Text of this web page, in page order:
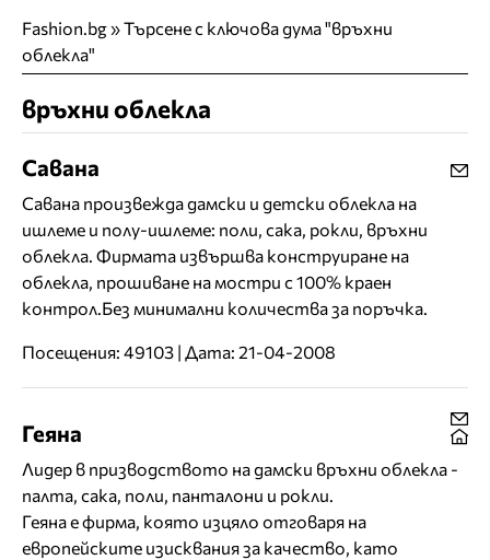
Fashion.bg»Търсене с ключова дума "връхни
облекла"
връхни облекла
Савана
Савана произвежда дамски и детски облекла на
ишлеме и полу-ишлеме: поли, сака, рокли, връхни
облекла. Фирмата извършва конструиране на
облекла, прошиване на мостри с 100% краен
контрол.Без минимални количества за поръчка.
Посещения: 49103 | Дата: 21-04-2008
Геяна
Лидер в призводството на дамски връхни облекла -
палта, сака, поли, панталони и рокли.
Геяна е фирма, която изцяло отговаря на
европейските изисквания за качество, като